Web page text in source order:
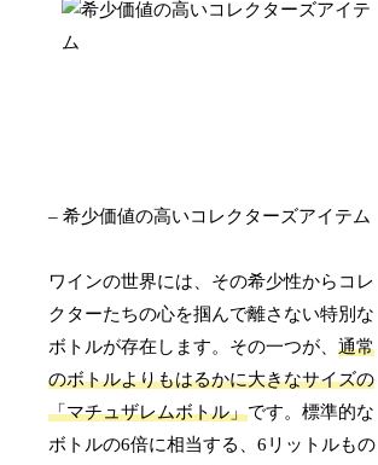
– 希少価値の高いコレクターズアイテム
ワインの世界には、その希少性からコレ
クターたちの心を掴んで離さない特別な
ボトルが存在します。その一つが、通常
のボトルよりもはるかに大きなサイズの
「マチュザレムボトル」です。標準的な
ボトルの6倍に相当する、6リットルもの